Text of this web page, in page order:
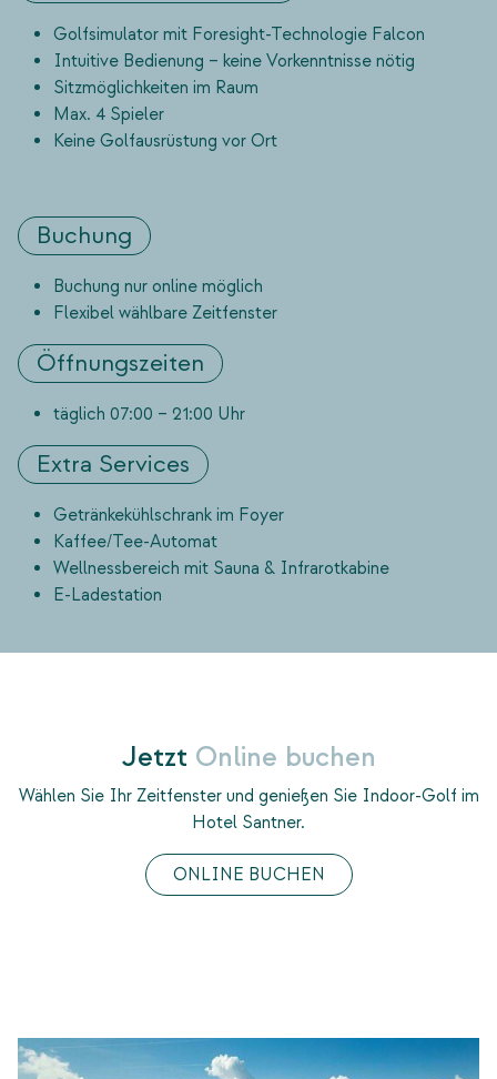
Golfsimulator mit Foresight-Technologie Falcon
Intuitive Bedienung – keine Vorkenntnisse nötig
Sitzmöglichkeiten im Raum
Max. 4 Spieler
Keine Golfausrüstung vor Ort
Buchung
Buchung nur online möglich
Flexibel wählbare Zeitfenster
Öffnungszeiten
täglich 07:00 – 21:00 Uhr
Extra Services
Getränkekühlschrank im Foyer
Kaffee/Tee-Automat
Wellnessbereich mit Sauna & Infrarotkabine
E-Ladestation
Jetzt Online buchen
Wählen Sie Ihr Zeitfenster und genießen Sie Indoor-Golf im
Hotel Santner.
ONLINE BUCHEN